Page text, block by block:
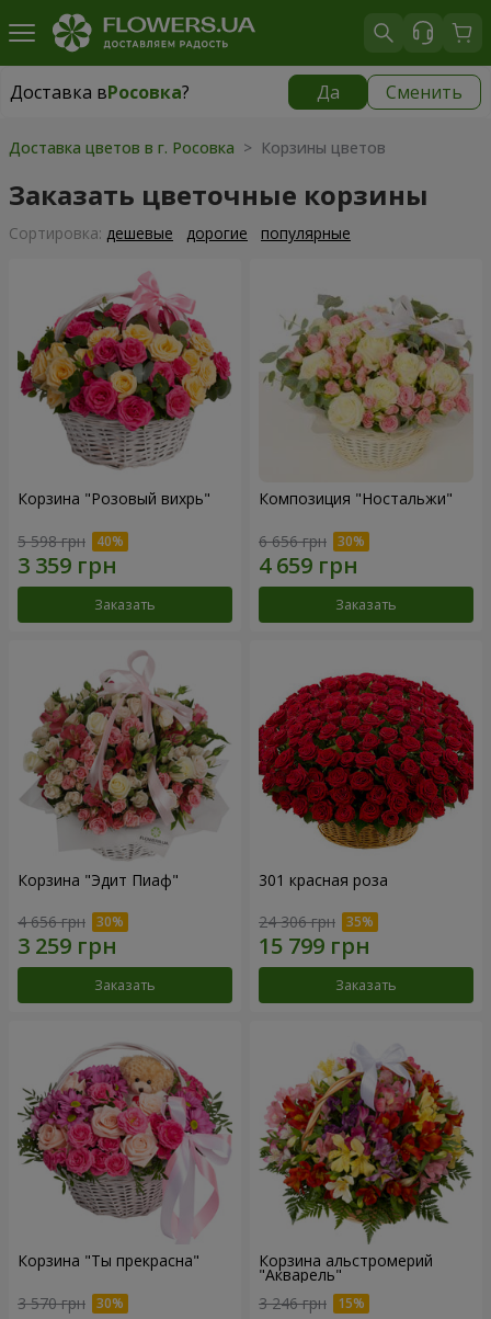
Доставка вРосовка? Да Сменить
Доставка вРосовка|
Доставка цветов в г. Росовка > Корзины цветов
Заказать цветочные корзины
Cортировка: дешевые дорогие популярные
Корзина "Розовый вихрь"
5 598 грн
Заказать
Композиция "Ностальжи"
6 656 грн
Заказать
Корзина "Эдит Пиаф"
4 656 грн
Заказать
301 красная роза
24 306 грн
Заказать
Корзина "Ты прекрасна"
3 570 грн
Корзина альстромерий
"Акварель"
3 246 грн